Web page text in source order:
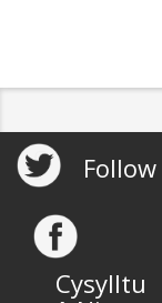
Cysylltu